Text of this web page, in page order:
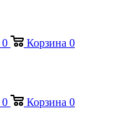
0 Корзина 0
0 Корзина 0